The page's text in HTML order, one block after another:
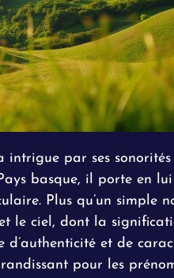
par ses sonorités
basque, il porte en
Plus qu’un simple
le ciel, dont la
et de
pour les